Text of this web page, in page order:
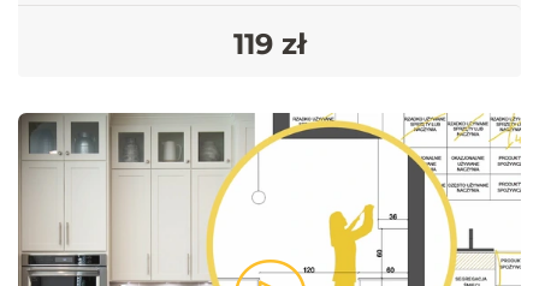
06.04 - Rodzaje zlewów
06.05 - Uchwyty i inne sposoby otwierania
3 min 48 s
07.01 - Podsumowanie
38 sek
119 zł